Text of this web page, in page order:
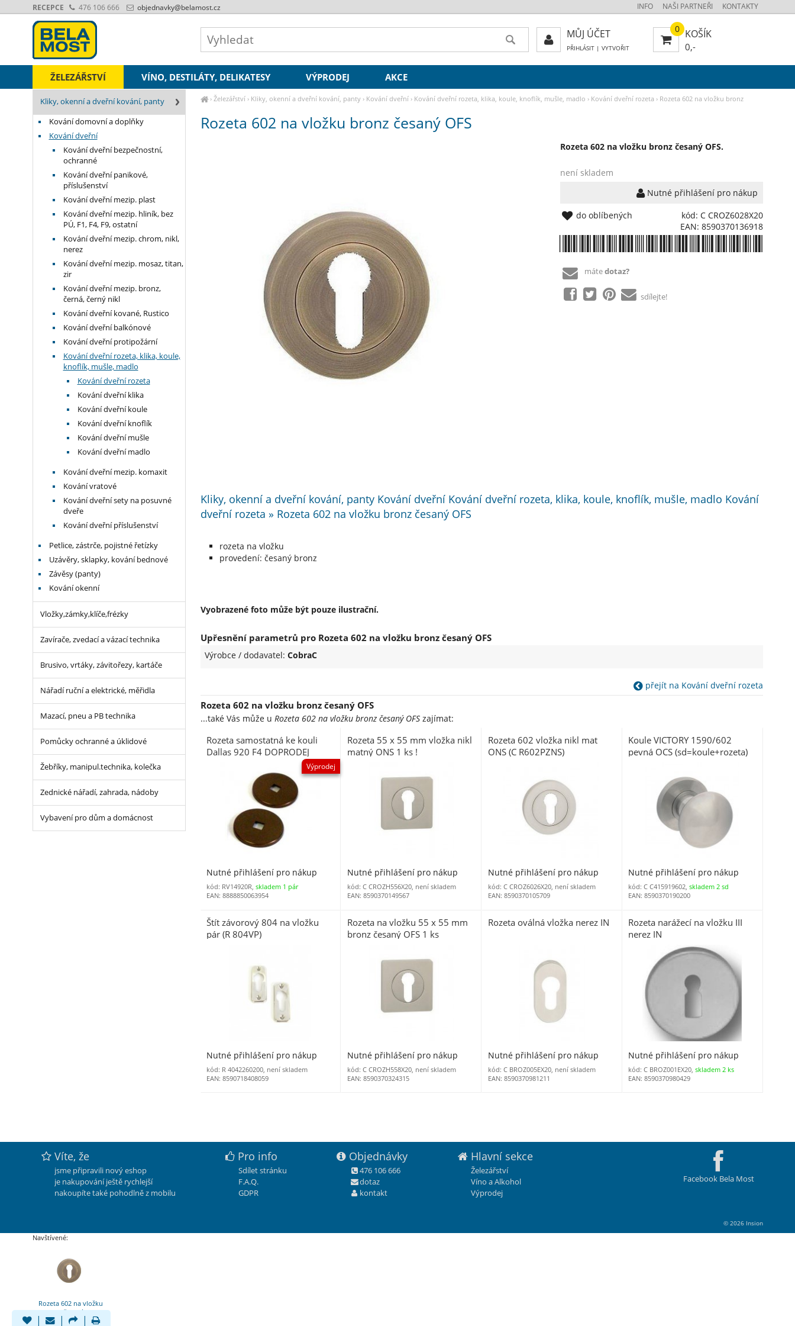
› Železářství› Kliky, okenní a dveřní kování, panty› Kování dveřní› Kování dveřní rozeta, klika, koule, knoflík, mušle, madlo › Kování dveřní rozeta › Rozeta 602 na vložku bronz
Rozeta 602 na vložku bronz česaný OFS
Rozeta 602 na vložku bronz česaný OFS.
není skladem
Nutné přihlášení pro nákup
kód: C CROZ6028X20
EAN: 8590370136918
do oblíbených
mátedotaz?
sdílejte!
Kliky, okenní a dveřní kování, panty Kování dveřní Kování dveřní rozeta, klika, koule, knoflík, mušle, madlo Kování
dveřní rozeta » Rozeta 602 na vložku bronz česaný OFS
rozeta na vložku
provedení: česaný bronz
Vyobrazené foto může být pouze ilustrační.
Upřesnění parametrů pro Rozeta 602 na vložku bronz česaný OFS
Výrobce / dodavatel: CobraC
přejít na Kování dveřní rozeta
Rozeta 602 na vložku bronz česaný OFS
...také Vás může u Rozeta 602 na vložku bronz česaný OFSzajímat:
Rozeta samostatná ke kouli
Dallas 920 F4 DOPRODEJ
Výprodej
Nutné přihlášení pro nákup
kód: RV14920R,skladem 1 pár
EAN: 8888850063954
Rozeta 55 x 55 mm vložka nikl
matný ONS 1 ks !
Nutné přihlášení pro nákup
kód: C CROZH556X20, není skladem
EAN: 8590370149567
Rozeta 602 vložka nikl mat
ONS (C R602PZNS)
Nutné přihlášení pro nákup
kód: C CROZ6026X20, není skladem
EAN: 8590370105709
Koule VICTORY 1590/602
pevná OCS (sd=koule+rozeta)
Nutné přihlášení pro nákup
kód: C C415919602,skladem 2 sd
EAN: 8590370190200
Štít závorový 804 na vložku
pár (R 804VP)
Nutné přihlášení pro nákup
kód: R 4042260200, není skladem
EAN: 8590718408059
Rozeta na vložku 55 x 55 mm
bronz česaný OFS 1 ks
Nutné přihlášení pro nákup
kód: C CROZH558X20, není skladem
EAN: 8590370324315
Rozeta oválná vložka nerez IN
Nutné přihlášení pro nákup
kód: C BROZ005EX20, není skladem
EAN: 8590370981211
Rozeta narážecí na vložku III
nerez IN
Nutné přihlášení pro nákup
kód: C BROZ001EX20,skladem 2 ks
EAN: 8590370980429
Kliky, okenní a dveřní kování, panty
Kování domovní a doplňky
Kování dveřní
Kování dveřní bezpečnostní,
ochranné
Kování dveřní panikové,
příslušenství
Kování dveřní mezip. plast
Kování dveřní mezip. hliník, bez
PÚ, F1, F4, F9, ostatní
Kování dveřní mezip. chrom, nikl,
nerez
Kování dveřní mezip. mosaz, titan,
zir
Kování dveřní mezip. bronz,
černá, černý nikl
Kování dveřní kované, Rustico
Kování dveřní balkónové
Kování dveřní protipožární
Kování dveřní rozeta, klika, koule,
knoflík, mušle, madlo
Kování dveřní rozeta
Kování dveřní klika
Kování dveřní koule
Kování dveřní knoflík
Kování dveřní mušle
Kování dveřní madlo
Kování dveřní mezip. komaxit
Kování vratové
Kování dveřní sety na posuvné
dveře
Kování dveřní příslušenství
Petlice, zástrče, pojistné řetízky
Uzávěry, sklapky, kování bednové
Závěsy (panty)
Kování okenní
Vložky,zámky,klíče,frézky
Zavírače, zvedací a vázací technika
Brusivo, vrtáky, závitořezy, kartáče
Nářadí ruční a elektrické, měřidla
Mazací, pneu a PB technika
Pomůcky ochranné a úklidové
Žebříky, manipul.technika, kolečka
Zednické nářadí, zahrada, nádoby
Vybavení pro dům a domácnost
ŽELEZÁŘSTVÍ VÍNO, DESTILÁTY, DELIKATESY VÝPRODEJ AKCE
INFO NAŠI PARTNEŘI KONTAKTY
RECEPCE 476 106 666 objednavky@belamost.cz
0 KOŠÍK
0,-
MŮJ ÚČET
PŘIHLÁSIT| VYTVOŘIT
Facebook Bela Most
Víte, že
jsme připravili nový eshop
je nakupování ještě rychlejší
nakoupíte také pohodlně z mobilu
Pro info
Sdílet stránku
F.A.Q.
GDPR
Objednávky
476 106 666
dotaz
kontakt
Hlavní sekce
Železářství
Víno a Alkohol
Výprodej
| | |
© 2026 Insion
Navštívené:
Rozeta 602 na vložku
bronz česaný OFS